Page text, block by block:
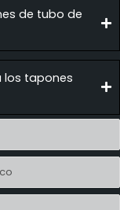
de tubo de
los tapones